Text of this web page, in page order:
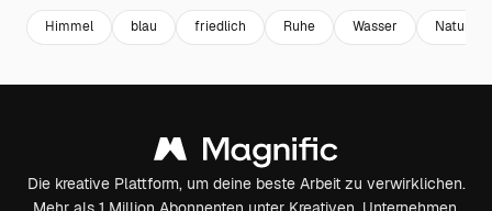
Himmel blau friedlich Ruhe Wasser Natur
Die kreative Plattform, um deine beste Arbeit zu verwirklichen.